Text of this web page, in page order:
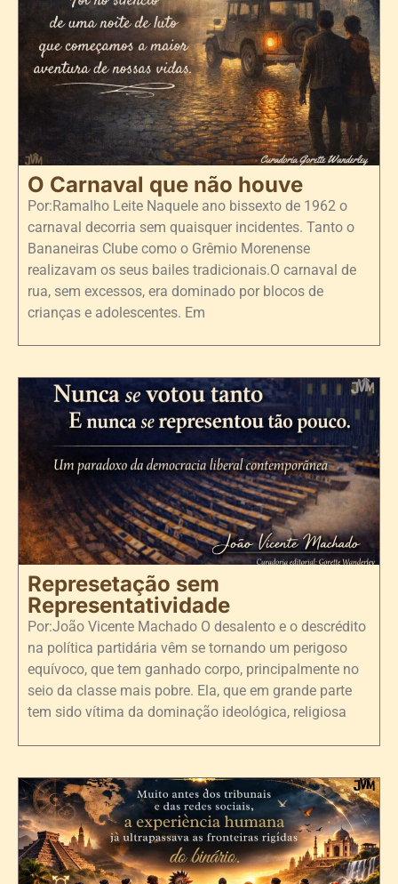
O Carnaval que não houve
Por:Ramalho Leite Naquele ano bissexto de 1962 o
carnaval decorria sem quaisquer incidentes. Tanto o
Bananeiras Clube como o Grêmio Morenense
realizavam os seus bailes tradicionais.O carnaval de
rua, sem excessos, era dominado por blocos de
crianças e adolescentes. Em
Represetação sem
Representatividade
Por:João Vicente Machado O desalento e o descrédito
na política partidária vêm se tornando um perigoso
equívoco, que tem ganhado corpo, principalmente no
seio da classe mais pobre. Ela, que em grande parte
tem sido vítima da dominação ideológica, religiosa